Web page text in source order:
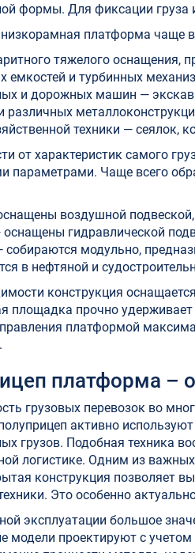
формы. Для фиксации груза
платформа чаще
тяжелого оснащения,
емкостей и турбинных
и дорожных машин —
различных
техники — сеялок,
от характеристик самого
параметрами. Чаще всего
воздушной
гидравлической
собираются модульно,
в нефтяной и
конструкция
площадка прочно
платформой
платформа –
грузовых перевозок во
активно
грузов. Подобная техника
логистике. Одним из
конструкция позволяет
Это особенно
эксплуатации большое
модели проектируют с учетом